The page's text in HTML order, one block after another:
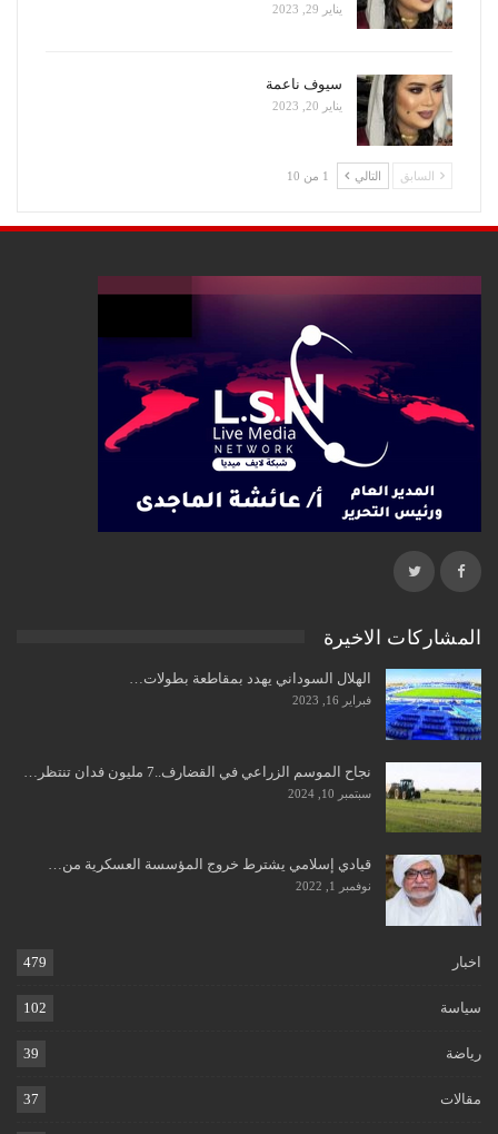
يناير 29, 2023
سيوف ناعمة
يناير 20, 2023
السابق التالي 1 من 10
المشاركات الاخيرة
الهلال السوداني يهدد بمقاطعة بطولات…
فبراير 16, 2023
نجاح الموسم الزراعي في القضارف..7 مليون فدان تنتظر…
سبتمبر 10, 2024
قيادي إسلامي يشترط خروج المؤسسة العسكرية من…
نوفمبر 1, 2022
اخبار 479
سياسة 102
رياضة 39
مقالات 37